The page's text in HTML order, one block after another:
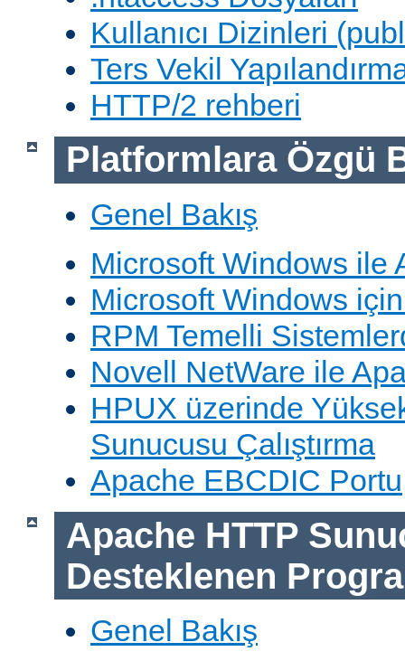
Kullanıcı Dizinleri
Ters Vekil
HTTP/2 rehberi
Platformlara Özgü
Genel Bakış
Microsoft Windows ile
Microsoft Windows
RPM Temelli
Novell NetWare ile
HPUX üzerinde
Sunucusu Çalıştırma
Apache EBCDIC Portu
Apache HTTP
Desteklenen
Genel Bakış